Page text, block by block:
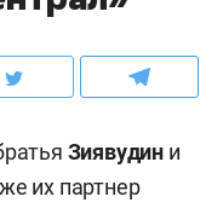
Зиявудин и
их партнер